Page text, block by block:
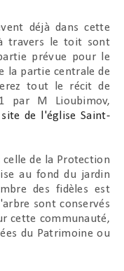
déjà dans cette
travers le toit sont
prévue pour le
la partie centrale de
tout le récit de
par M Lioubimov,
site de l'église Saint-
celle de la Protection
au fond du jardin
des fidèles est
sont conservés
cette communauté,
du Patrimoine ou